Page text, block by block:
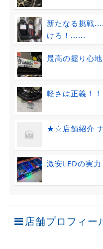
新たなる挑戦
けろ！......
最高の握り心
軽さは正義！！
★☆店舗紹介
激安LEDの実力
店舗プロフィー